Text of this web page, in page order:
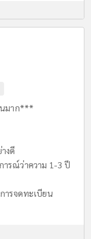
มาก***
งดี
รณ์ว่าความ 1-3 ปี
ารจดทะเบียน